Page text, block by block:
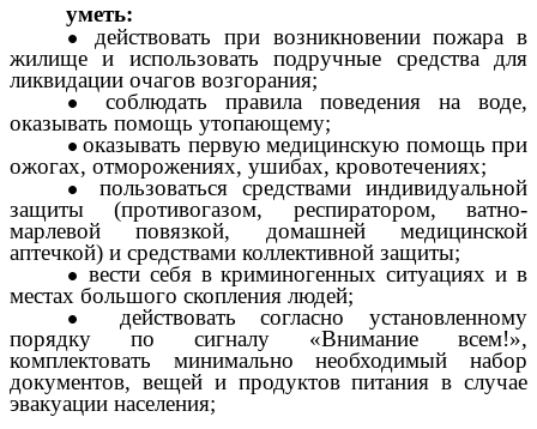
уметь:
действовать при возникновении пожара в
жилище и использовать подручные средства для
ликвидации очагов возгорания;
соблюдать правила поведения на воде,
оказывать помощь утопающему;
оказывать первую медицинскую помощь при
ожогах, отморожениях, ушибах, кровотечениях;
пользоваться средствами индивидуальной
защиты (противогазом, респиратором, ватно-
марлевой повязкой, домашней медицинской
аптечкой) и средствами коллективной защиты;
вести себя в криминогенных ситуациях и в
местах большого скопления людей;
действовать согласно установленному
порядку по сигналу «Внимание всем!»,
комплектовать минимально необходимый набор
документов, вещей и продуктов питания в случае
эвакуации населения;